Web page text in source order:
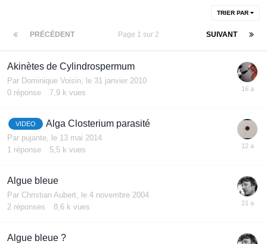
TRIER PAR
PRÉCÉDENT SUIVANT
Page 1 sur 2
Akinètes de Cylindrospermum
Par Dominique Voisin le 31 janvier 2010
0 réponse 7,9 k vues
VIDEO Alga Closterium parasité
Par pujante, le 13 mai 2014
1 réponse 5,5 k vues
Algue bleue
Par Christian Aubert, le 4 novembre 2004
2 réponses 8,6 k vues
Algue bleue ?